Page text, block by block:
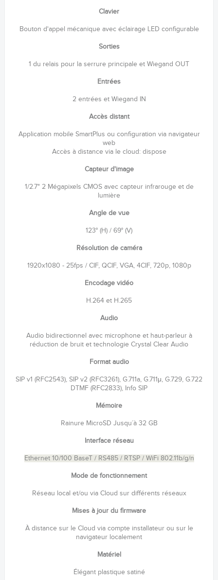
Clavier
Bouton d'appel mécanique avec éclairage LED configurable
Sorties
1 du relais pour la serrure principale et Wiegand OUT
Entrées
2 entrées et Wiegand IN
Accès distant
Application mobile SmartPlus ou configuration via navigateur
web
Accès à distance via le cloud: dispose
Capteur d'image
1/2.7" 2 Mégapixels CMOS avec capteur infrarouge et de
lumière
Angle de vue
123° (H) / 69° (V)
Résolution de caméra
1920x1080 - 25fps / CIF, QCIF, VGA, 4CIF, 720p, 1080p
Encodage vidéo
H.264 et H.265
Audio
Audio bidirectionnel avec microphone et haut-parleur à
réduction de bruit et technologie Crystal Clear Audio
Format audio
SIP v1 (RFC2543), SIP v2 (RFC3261), G.711a, G.711μ, G.729, G.722
DTMF (RFC2833), Info SIP
Mémoire
Rainure MicroSD Jusqu´à 32 GB
Interface réseau
Ethernet 10/100 BaseT / RS485 / RTSP / WiFi 802.11b/g/n
Mode de fonctionnement
Réseau local et/ou via Cloud sur différents réseaux
Mises à jour du firmware
À distance sur le Cloud via compte installateur ou sur le
navigateur localement
Matériel
Élégant plastique satiné